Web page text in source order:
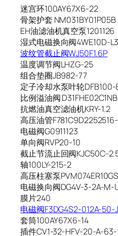
迷宫环100AY67X6-22
骨架护套 NM031BY01P05B
EH油滤油机真空泵1201126
湿式电磁换向阀4WE10D-
波纹管截止阀WJ50F1.6P
温度调节阀LHZG-25
组合垫圈JB982-77
定子冷却水泵叶轮
比例溢油阀
抗燃油真空滤油机KRY-1.2
高压油管
电磁阀G0911123
单向阀RVP20-10
截止节流止回阀KJC50C-
轴100LY-215-2
高压柱塞泵
电磁换向阀DG4V-3-2A-
膜片240
电磁阀F3DG4S2-012A-50-
套筒100AY67X6-14
插件CV1-32-HFV-20-A-63-